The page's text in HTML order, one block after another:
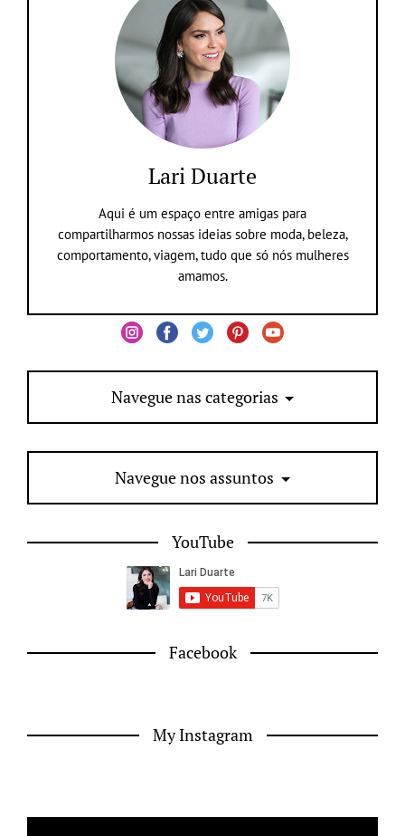
Lari Duarte
Aqui é um espaço entre amigas para
compartilharmos nossas ideias sobre moda, beleza,
comportamento, viagem, tudo que só nós mulheres
amamos.
Navegue nas categorias
Navegue nos assuntos
YouTube
Facebook
My Instagram